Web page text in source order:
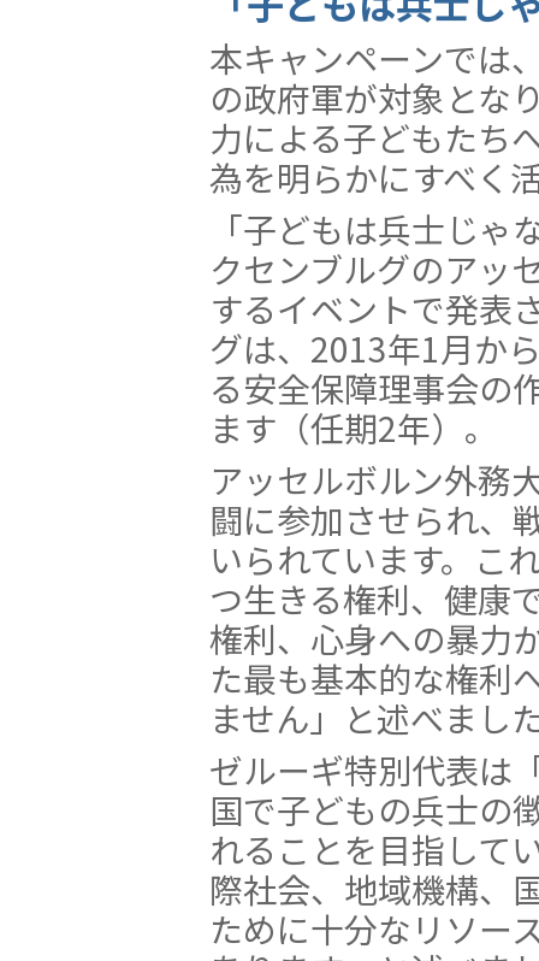
本キャンペーンでは
の政府軍が対象とな
力による子どもたち
為を明らかにすべく
「子どもは兵士じ
クセンブルグのアッ
するイベントで発表
グは、2013年1月か
る安全保障理事会の
ます（任期2年）。
アッセルボルン外務
闘に参加させられ、
いられています。こ
つ生きる権利、健康
権利、心身への暴力
た最も基本的な権利
ません」と述べまし
ゼルーギ特別代表は
国で子どもの兵士の
れることを目指して
際社会、地域機構、
ために十分なリソー